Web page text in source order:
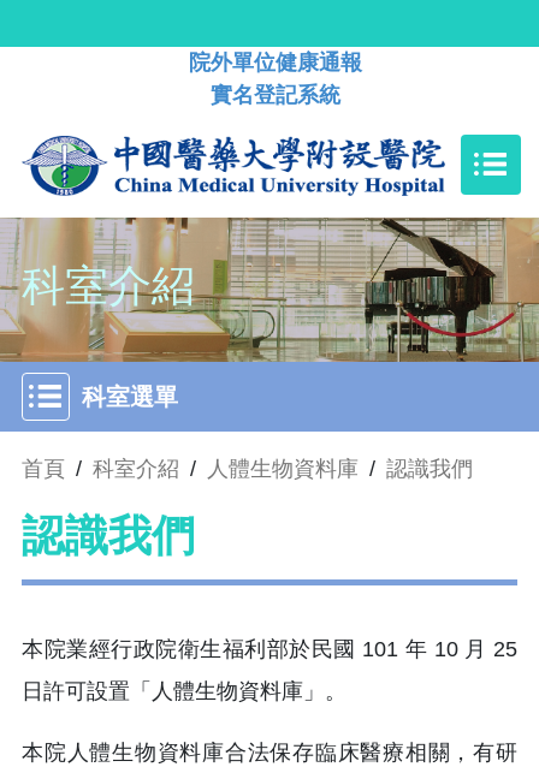
院外單位健康通報
實名登記系統
科室介紹
科室選單
首頁 / 科室介紹 / 人體生物資料庫 / 認識我們
認識我們
本院業經行政院衛生福利部於民國 101 年 10 月 25
日許可設置「人體生物資料庫」。
本院人體生物資料庫合法保存臨床醫療相關，有研